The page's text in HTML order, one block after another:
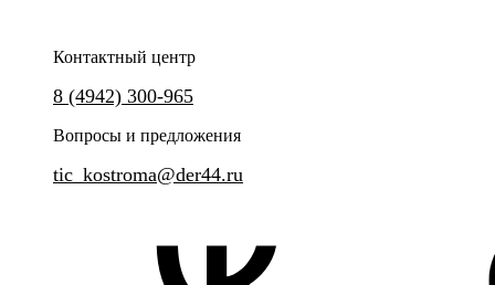
Плотские и духовные удовольствия костромичей
эпохи модерн
Контактный центр
8 (4942) 300-965
Вопросы и предложения
tic_kostroma@der44.ru